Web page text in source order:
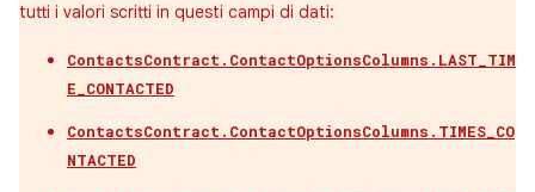
tutti i valori scritti in questi campi di dati:
ContactsContract.ContactOptionsColumns.LAST_TIM
E_CONTACTED
ContactsContract.ContactOptionsColumns.TIMES_CO
NTACTED